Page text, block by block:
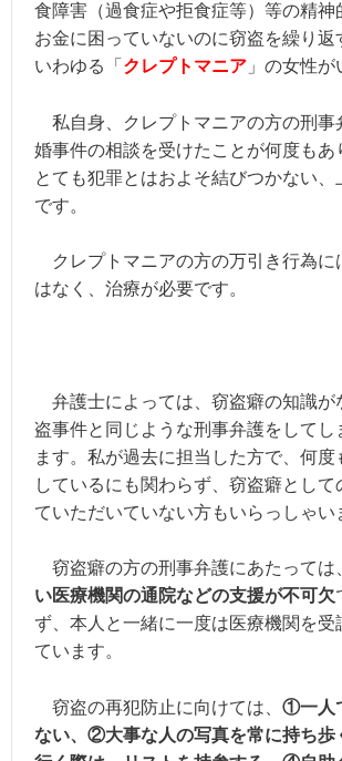
食障害（過食症や拒食症等）等の精神
お金に困っていないのに窃盗を繰り返
いわゆる「 クレプトマニア 」の女性が
私自身、クレプトマニアの方の刑事
婚事件の相談を受けたことが何度もあ
とても犯罪とはおよそ結びつかない、
です。
クレプトマニアの方の万引き行為に
はなく、治療が必要です。
弁護士によっては、窃盗癖の知識が
盗事件と同じような刑事弁護をしてし
ます。私が過去に担当した方で、何
しているにも関わらず、窃盗癖として
ていただいていない方もいらっしゃい
窃盗癖の方の刑事弁護にあたっては
い医療機関の通院などの支援が不可欠
ず、本人と一緒に一度は医療機関を受
ています。
窃盗の再犯防止に向けては、 ①一人
ない、②大事な人の写真を常に持ち歩